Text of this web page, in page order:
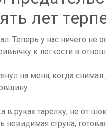
лет
Теперь у нас ничего не
к легкости в
на меня, когда
в руках тарелку, не от
невидимая струна,